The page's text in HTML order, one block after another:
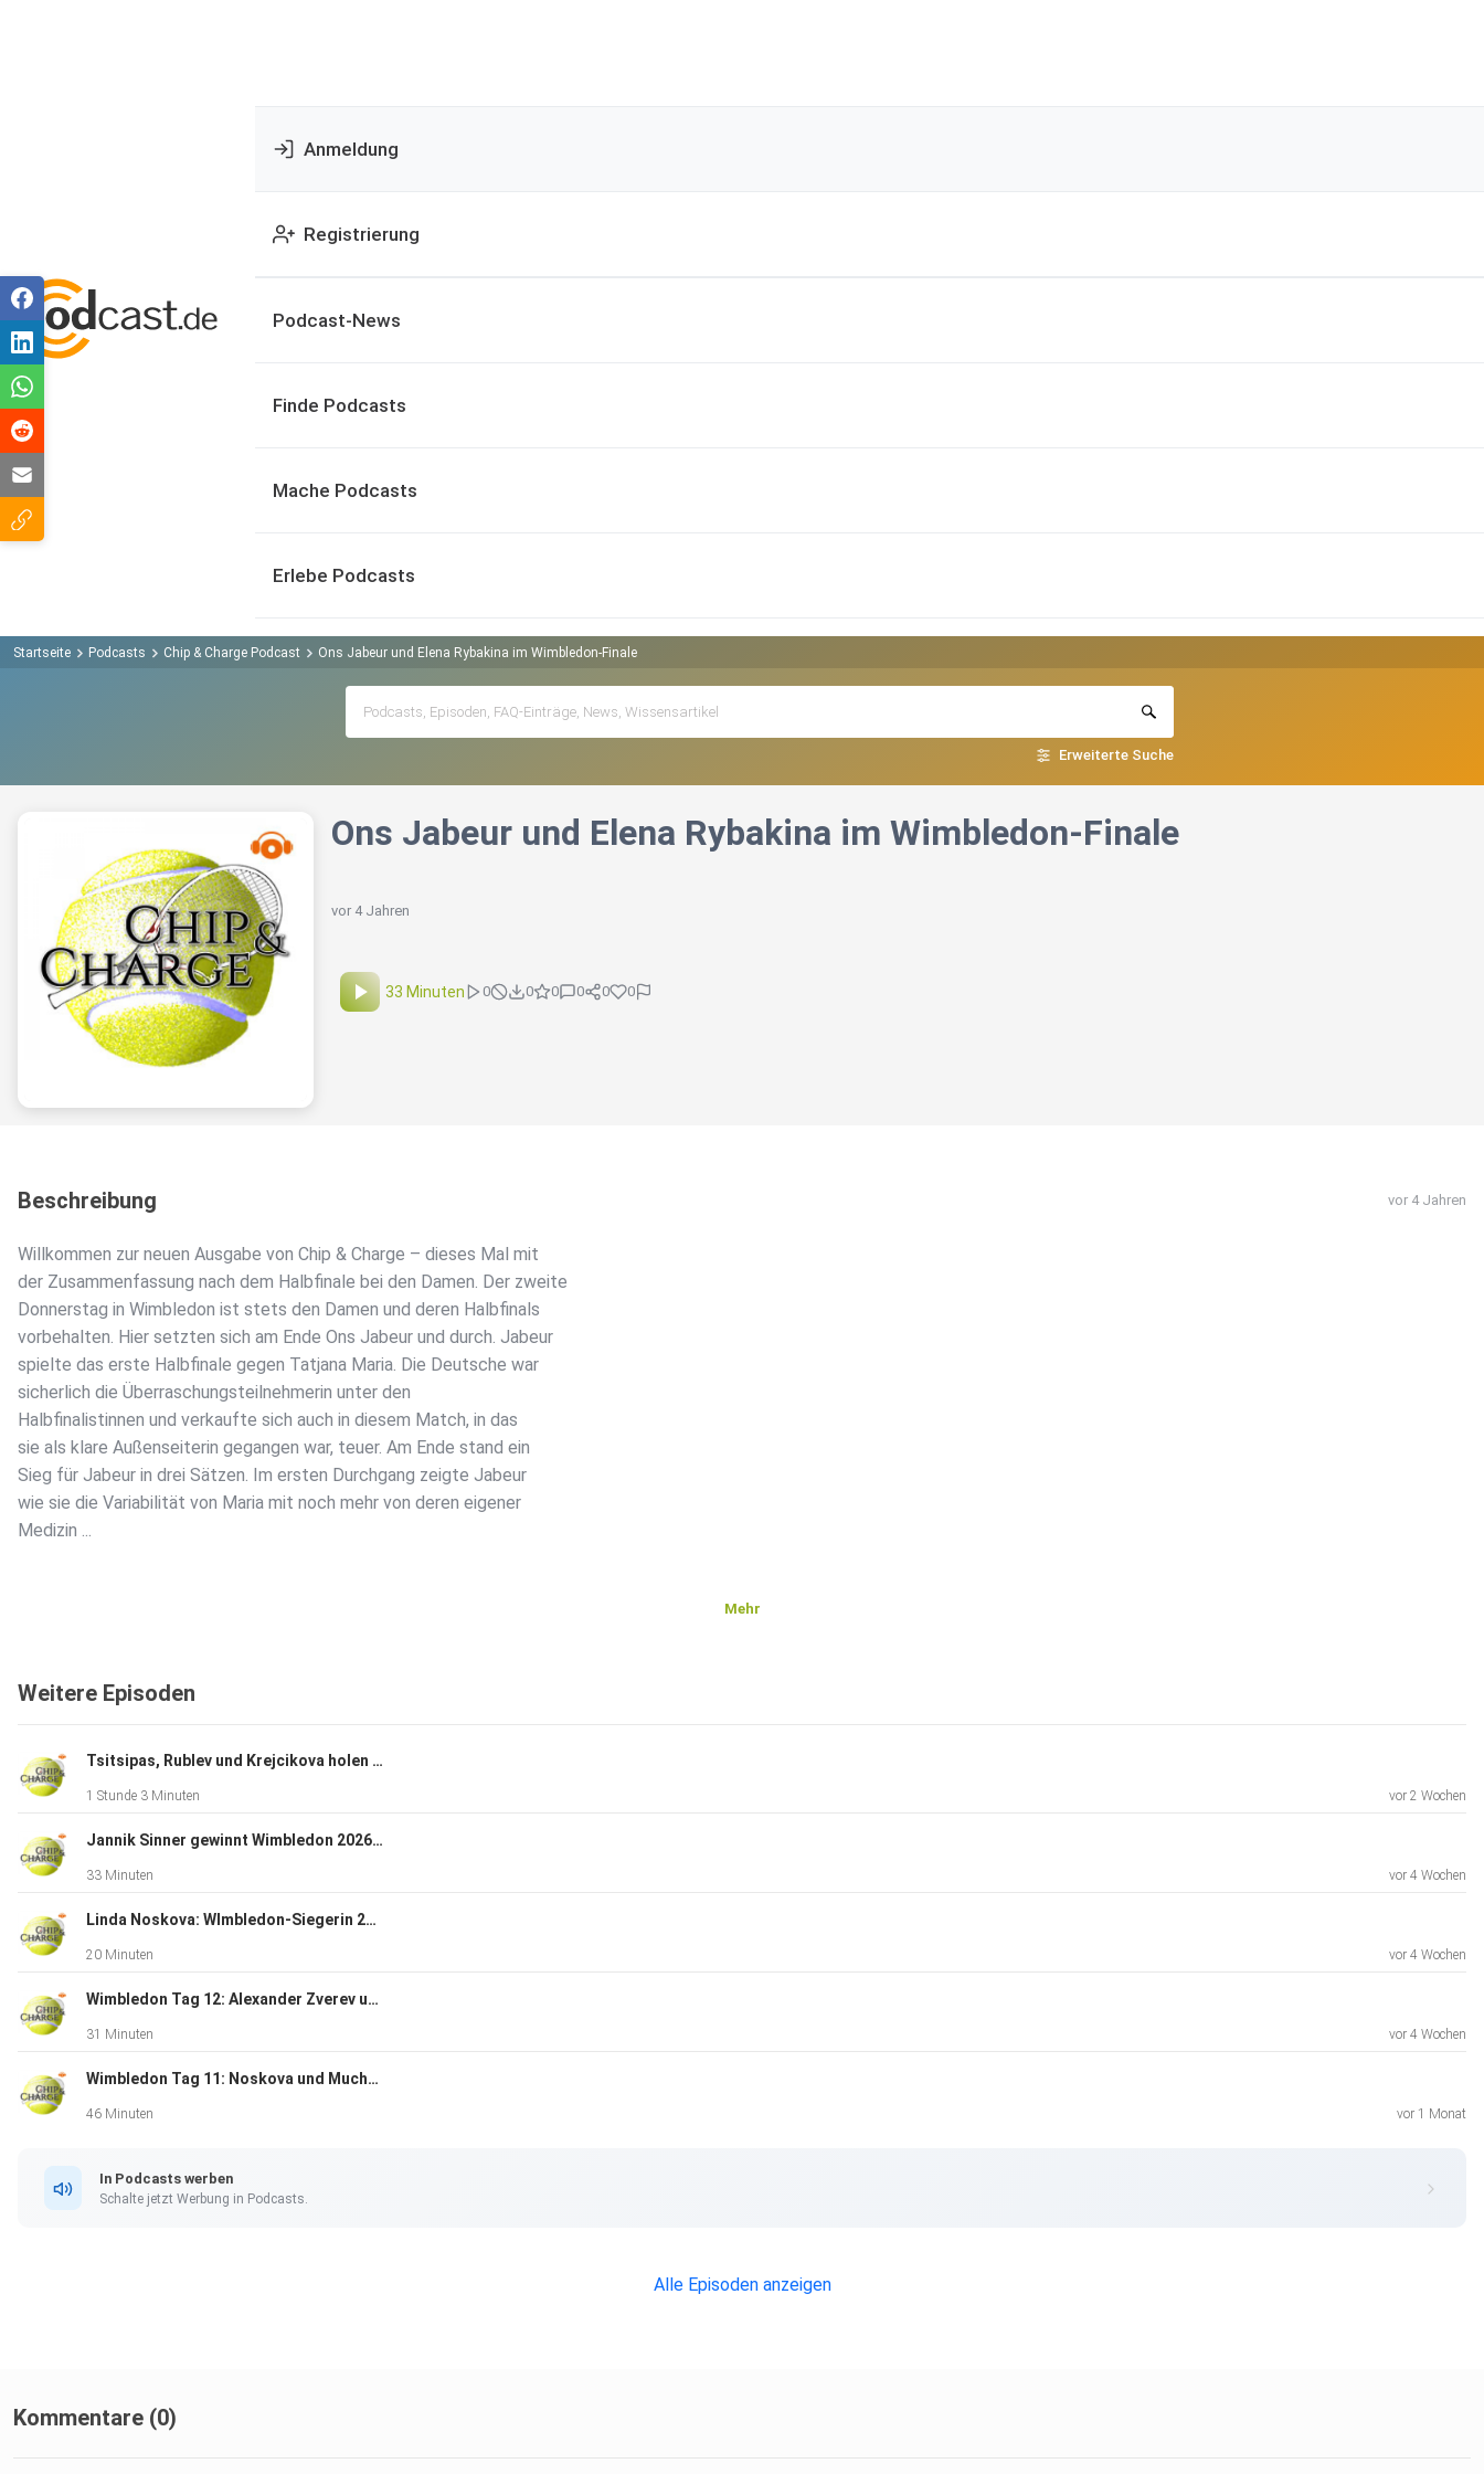
Anmeldung
Registrierung
Podcast-News
Finde Podcasts
Mache Podcasts
Erlebe Podcasts
Startseite Podcasts Chip & Charge Podcast Ons Jabeur und Elena Rybakina im Wimbledon-Finale
Erweiterte Suche
Ons Jabeur und Elena Rybakina im Wimbledon-Finale
vor 4 Jahren
33 Minuten 0 0 0 0 0 0
Beschreibung vor 4 Jahren
Willkommen zur neuen Ausgabe von Chip & Charge – dieses Mal mit
der Zusammenfassung nach dem Halbfinale bei den Damen. Der zweite
Donnerstag in Wimbledon ist stets den Damen und deren Halbfinals
vorbehalten. Hier setzten sich am Ende Ons Jabeur und durch. Jabeur
spielte das erste Halbfinale gegen Tatjana Maria. Die Deutsche war
sicherlich die Überraschungsteilnehmerin unter den
Halbfinalistinnen und verkaufte sich auch in diesem Match, in das
sie als klare Außenseiterin gegangen war, teuer. Am Ende stand ein
Sieg für Jabeur in drei Sätzen. Im ersten Durchgang zeigte Jabeur
wie sie die Variabilität von Maria mit noch mehr von deren eigener
Medizin ...
Produktion, Vermarktung, Distribution und Hosting.
Du möchtest deinen Podcast auch kostenlos hosten und damit Geld
verdienen?
Dann schaue auf www.kostenlos-hosten.de und informiere
dich.
Dort erhältst du alle Informationen zu unseren kostenlosen
der Podcastbude.
Mehr
Weitere Episoden
Tsitsipas, Rublev und Krejcikova holen sich Selbstvertrauen
1 Stunde 3 Minuten vor 2 Wochen
Jannik Sinner gewinnt Wimbledon 2026 gegen Alexander Zverev
33 Minuten vor 4 Wochen
Linda Noskova: WImbledon-Siegerin 2026
20 Minuten vor 4 Wochen
Wimbledon Tag 12: Alexander Zverev und Jannik Sinner im Wimbledon-Finale
31 Minuten vor 4 Wochen
Wimbledon Tag 11: Noskova und Muchova im Finale - Vorschau auf die Herrenhalbfinals
46 Minuten vor 1 Monat
In Podcasts werben
Schalte jetzt Werbung in Podcasts.
Alle Episoden anzeigen
Kommentare (0)